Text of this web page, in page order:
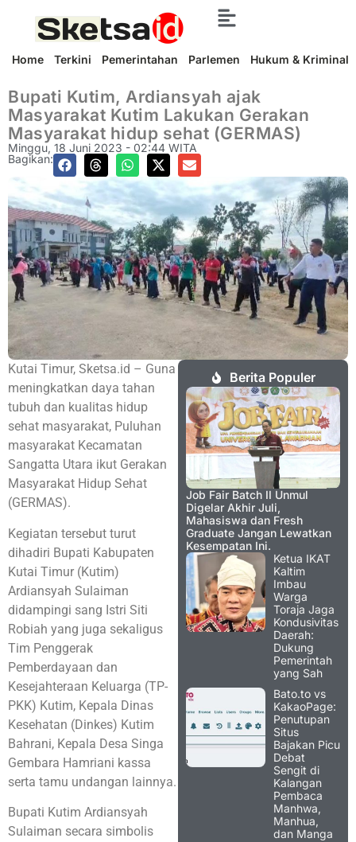
Home Terkini Pemerintahan Parlemen Hukum & Kriminal
Bupati Kutim, Ardiansyah ajak
Masyarakat Kutim Lakukan Gerakan
Masyarakat hidup sehat (GERMAS)
Minggu, 18 Juni 2023 - 02:44 WITA
Bagikan:
Kutai Timur, Sketsa.id – Guna
meningkatkan daya tahan
tubuh dan kualitas hidup
sehat masyarakat, Puluhan
masyarakat Kecamatan
Sangatta Utara ikut Gerakan
Masyarakat Hidup Sehat
(GERMAS).
Kegiatan tersebut turut
dihadiri Bupati Kabupaten
Kutai Timur (Kutim)
Ardiansyah Sulaiman
didampingi sang Istri Siti
Robiah yang juga sekaligus
Tim Penggerak
Pemberdayaan dan
Kesejahteraan Keluarga (TP-
PKK) Kutim, Kepala Dinas
Kesehatan (Dinkes) Kutim
Bahrani, Kepala Desa Singa
Gembara Hamriani kassa
serta tamu undangan lainnya.
Bupati Kutim Ardiansyah
Sulaiman secara simbolis
Berita Populer
Job Fair Batch II Unmul
Digelar Akhir Juli,
Mahasiswa dan Fresh
Graduate Jangan Lewatkan
Kesempatan Ini.
Ketua IKAT
Kaltim
Imbau
Warga
Toraja Jaga
Kondusivitas
Daerah:
Dukung
Pemerintah
yang Sah
Bato.to vs
KakaoPage:
Penutupan
Situs
Bajakan Picu
Debat
Sengit di
Kalangan
Pembaca
Manhwa,
Manhua,
dan Manga